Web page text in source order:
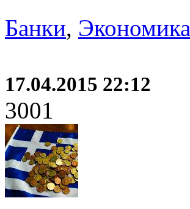
Банки, Экономика
17.04.2015 22:12
3001